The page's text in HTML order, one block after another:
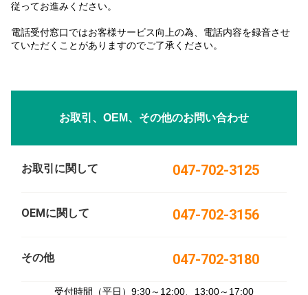
従ってお進みください。
電話受付窓口ではお客様サービス向上の為、電話内容を録音させ
ていただくことがありますのでご了承ください。
お取引、OEM、その他のお問い合わせ
お取引に関して 047-702-3125
OEMに関して 047-702-3156
その他 047-702-3180
受付時間（平日）9:30～12:00、13:00～17:00